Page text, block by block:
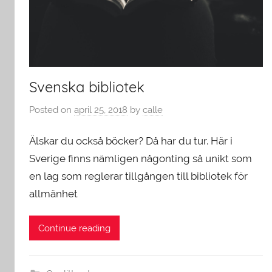
Svenska bibliotek
Posted on april 25, 2018 by calle
Älskar du också böcker? Då har du tur. Här i
Sverige finns nämligen någonting så unikt som
en lag som reglerar tillgången till bibliotek för
allmänhet
Continue reading